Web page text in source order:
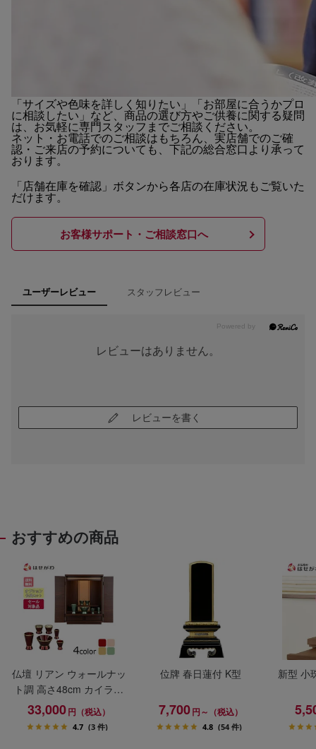
「サイズや色味を詳しく知りたい」「お部屋に合うかプロ
に相談したい」など、商品の選び方やご供養に関する疑問
は、お気軽に専門スタッフまでご相談ください。
ネット・お電話でのご相談はもちろん、実店舗でのご確
認・ご来店の予約についても、下記の総合窓口より承って
おります。
「店舗在庫を確認」ボタンから各店の在庫状況もご覧いた
だけます。
お客様サポート・ご相談窓口へ
ユーザーレビュー スタッフレビュー
レビューはありません。
レビューを書く
おすすめの商品
仏壇 リアン ウォールナッ
ト調 高さ48cm カイラ具
足セット
33,000円（税込）
4.7 (3 件)
位牌 春日蓮付 K型
7,700円～（税込）
4.8 (54 件)
新型 小